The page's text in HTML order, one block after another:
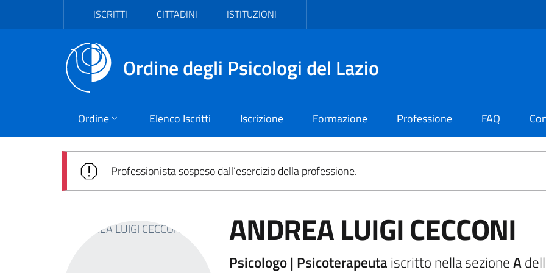
Vai al contenuto principale
ISCRITTI CITTADINI ISTITUZIONI
Ordine degli Psicologi del Lazio
Ordine Elenco Iscritti Iscrizione Formazione Professione FAQ
Professionista sospeso dall’esercizio della professione.
ANDREA LUIGI CECCONI
Psicologo | Psicoterapeuta iscritto nella sezioneA